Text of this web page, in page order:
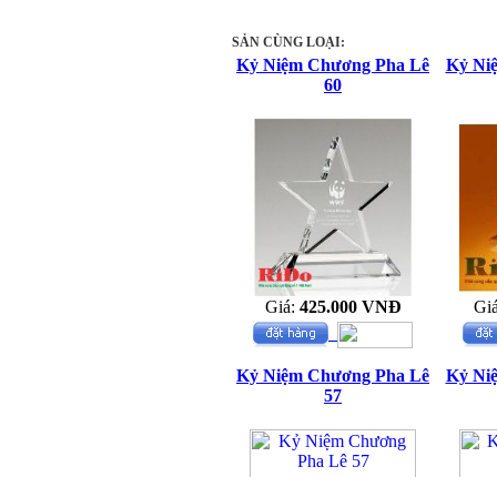
SẢN CÙNG LOẠI:
Kỷ Niệm Chương Pha Lê
60
Giá: 425.000 VNĐ
Kỷ
Kỷ Niệm Chương Pha Lê
57
Kỷ